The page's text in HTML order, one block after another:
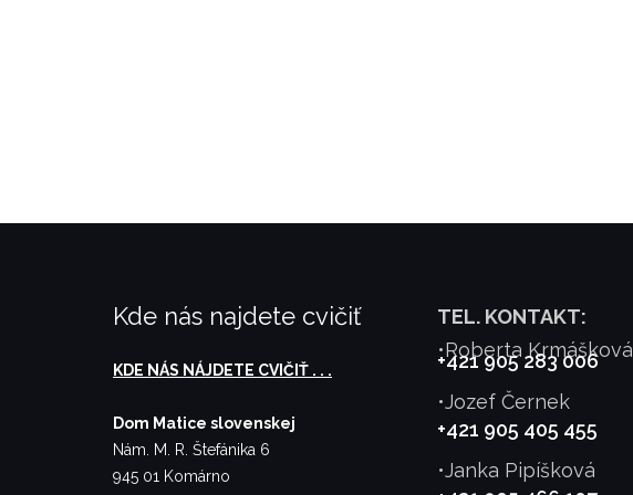
Kde nás najdete cvičiť
KDE NÁS NÁJDETE CVIČIŤ . . .
Dom Matice slovenskej
Nám. M. R. Štefánika 6
945 01 Komárno
TEL. KONTAKT:
•Roberta Krmášková
+421 905 283 006
•Jozef Černek
+421 905 405 455
•Janka Pipíšková